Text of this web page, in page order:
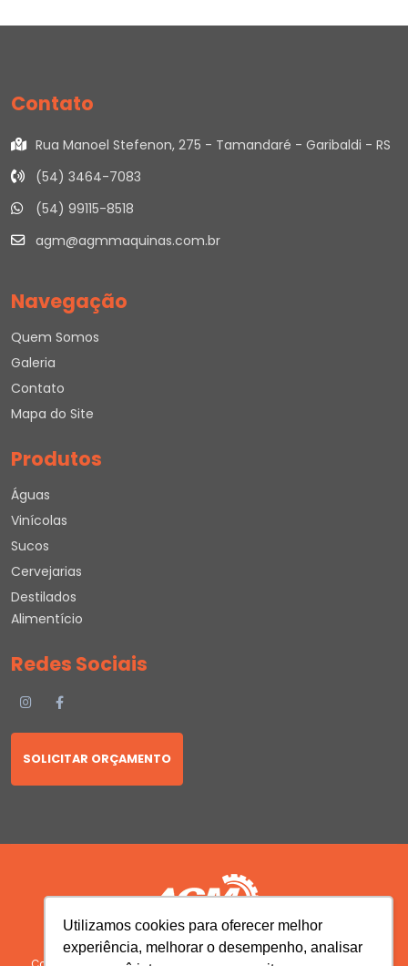
Utilizamos cookies para oferecer melhor
experiência, melhorar o desempenho, analisar
Contato
Rua Manoel Stefenon, 275 - Tamandaré - Garibaldi - RS
(54) 3464-7083
(54) 99115-8518
agm@agmmaquinas.com.br
Navegação
Quem Somos
Galeria
Contato
Mapa do Site
Produtos
Águas
Vinícolas
Sucos
Cervejarias
Destilados
Alimentício
Redes Sociais
SOLICITAR ORÇAMENTO